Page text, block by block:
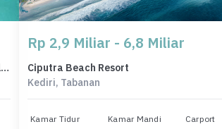
Villa Ready Unit Uluwatu Jimbaran SHM Freehold Leasehold
Rp 2,9 Miliar - 6,8 Miliar
Ciputra Beach Resort
Kediri, Tabanan
Kamar Tidur Kamar Mandi Carport